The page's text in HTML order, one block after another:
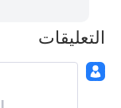
التعليقات